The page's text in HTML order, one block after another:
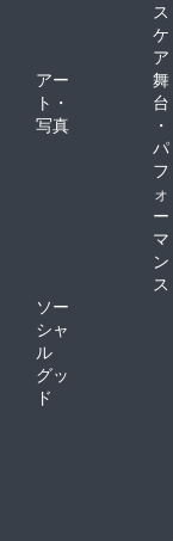
ス
ケ
ア
アー
ト・
写真
舞
台
・
パ
フ
ォ
ー
マ
ン
ス
ソー
シャ
ル
グッ
ド